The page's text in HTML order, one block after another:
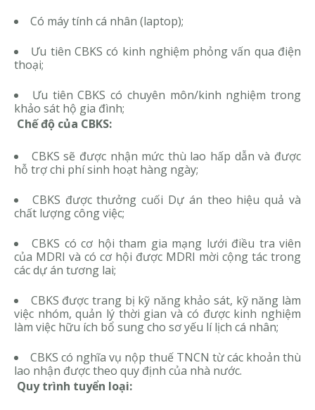
Có máy tính cá nhân (laptop);
Ưu tiên CBKS có kinh nghiệm phỏng vấn qua điện
thoại;
Ưu tiên CBKS có chuyên môn/kinh nghiệm trong
khảo sát hộ gia đình;
Chế độ của CBKS:
CBKS sẽ được nhận mức thù lao hấp dẫn và được
hỗ trợ chi phí sinh hoạt hàng ngày;
CBKS được thưởng cuối Dự án theo hiệu quả và
chất lượng công việc;
CBKS có cơ hội tham gia mạng lưới điều tra viên
của MDRI và có cơ hội được MDRI mời cộng tác trong
các dự án tương lai;
CBKS được trang bị kỹ năng khảo sát, kỹ năng làm
việc nhóm, quản lý thời gian và có được kinh nghiệm
làm việc hữu ích bổ sung cho sơ yếu lí lịch cá nhân;
CBKS có nghĩa vụ nộp thuế TNCN từ các khoản thù
lao nhận được theo quy định của nhà nước.
Quy trình tuyển loại: